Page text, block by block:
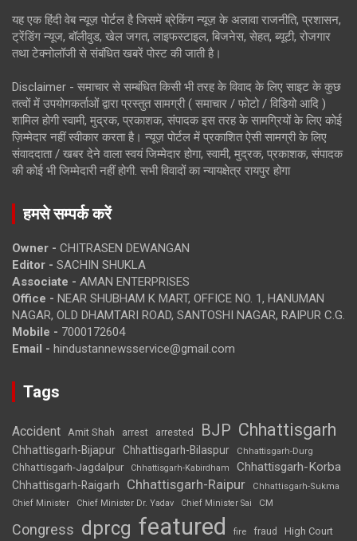
यह एक हिंदी वेब न्यूज़ पोर्टल है जिसमें ब्रेकिंग न्यूज़ के अलावा राजनीति, प्रशासन,
ट्रेंडिंग न्यूज, बॉलीवुड, खेल जगत, लाइफस्टाइल, बिजनेस, सेहत, ब्यूटी, रोजगार
तथा टेक्नोलॉजी से संबंधित खबरें पोस्ट की जाती है।
Disclaimer - समाचार से सम्बंधित किसी भी तरह के विवाद के लिए साइट के कुछ
तत्वों में उपयोगकर्ताओं द्वारा प्रस्तुत सामग्री ( समाचार / फोटो / विडियो आदि )
शामिल होगी स्वामी, मुद्रक, प्रकाशक, संपादक इस तरह के सामग्रियों के लिए कोई
ज़िम्मेदार नहीं स्वीकार करता है। न्यूज़ पोर्टल में प्रकाशित ऐसी सामग्री के लिए
संवाददाता / खबर देने वाला स्वयं जिम्मेदार होगा, स्वामी, मुद्रक, प्रकाशक, संपादक
की कोई भी जिम्मेदारी नहीं होगी. सभी विवादों का न्यायक्षेत्र रायपुर होगा
हमसे सम्पर्क करें
Owner - CHITRASEN DEWANGAN
Editor - SACHIN SHUKLA
Associate - AMAN ENTERPRISES
Office - NEAR SHUBHAM K MART, OFFICE NO. 1, HANUMAN
NAGAR, OLD DHAMTARI ROAD, SANTOSHI NAGAR, RAIPUR C.G.
Mobile - 7000172604
Email - hindustannewsservice@gmail.com
Tags
Accident Amit Shah arrest arrested BJP Chhattisgarh
Chhattisgarh-Bijapur Chhattisgarh-Bilaspur Chhattisgarh-Durg
Chhattisgarh-Jagdalpur Chhattisgarh-Kabirdham Chhattisgarh-Korba
Chhattisgarh-Raigarh Chhattisgarh-Raipur
Chhattisgarh-Sukma
Chief Minister
Chief Minister Dr. Yadav Chief Minister Sai CM
Congress dprcg featured fire fraud High Court